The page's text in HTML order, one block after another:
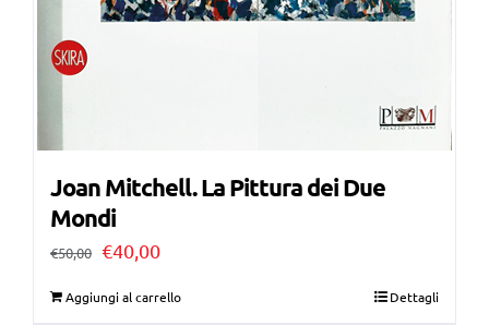
Joan Mitchell. La Pittura dei Due
Mondi
€50,00 Il
€40,00Il
Aggiungi al carrello Dettagli